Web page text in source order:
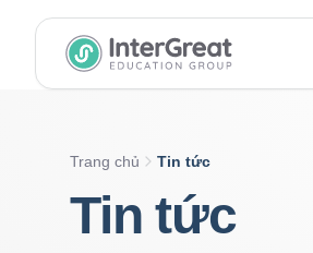
InterGreat Education Group home
Trang chủ Tin tức
Tin tức